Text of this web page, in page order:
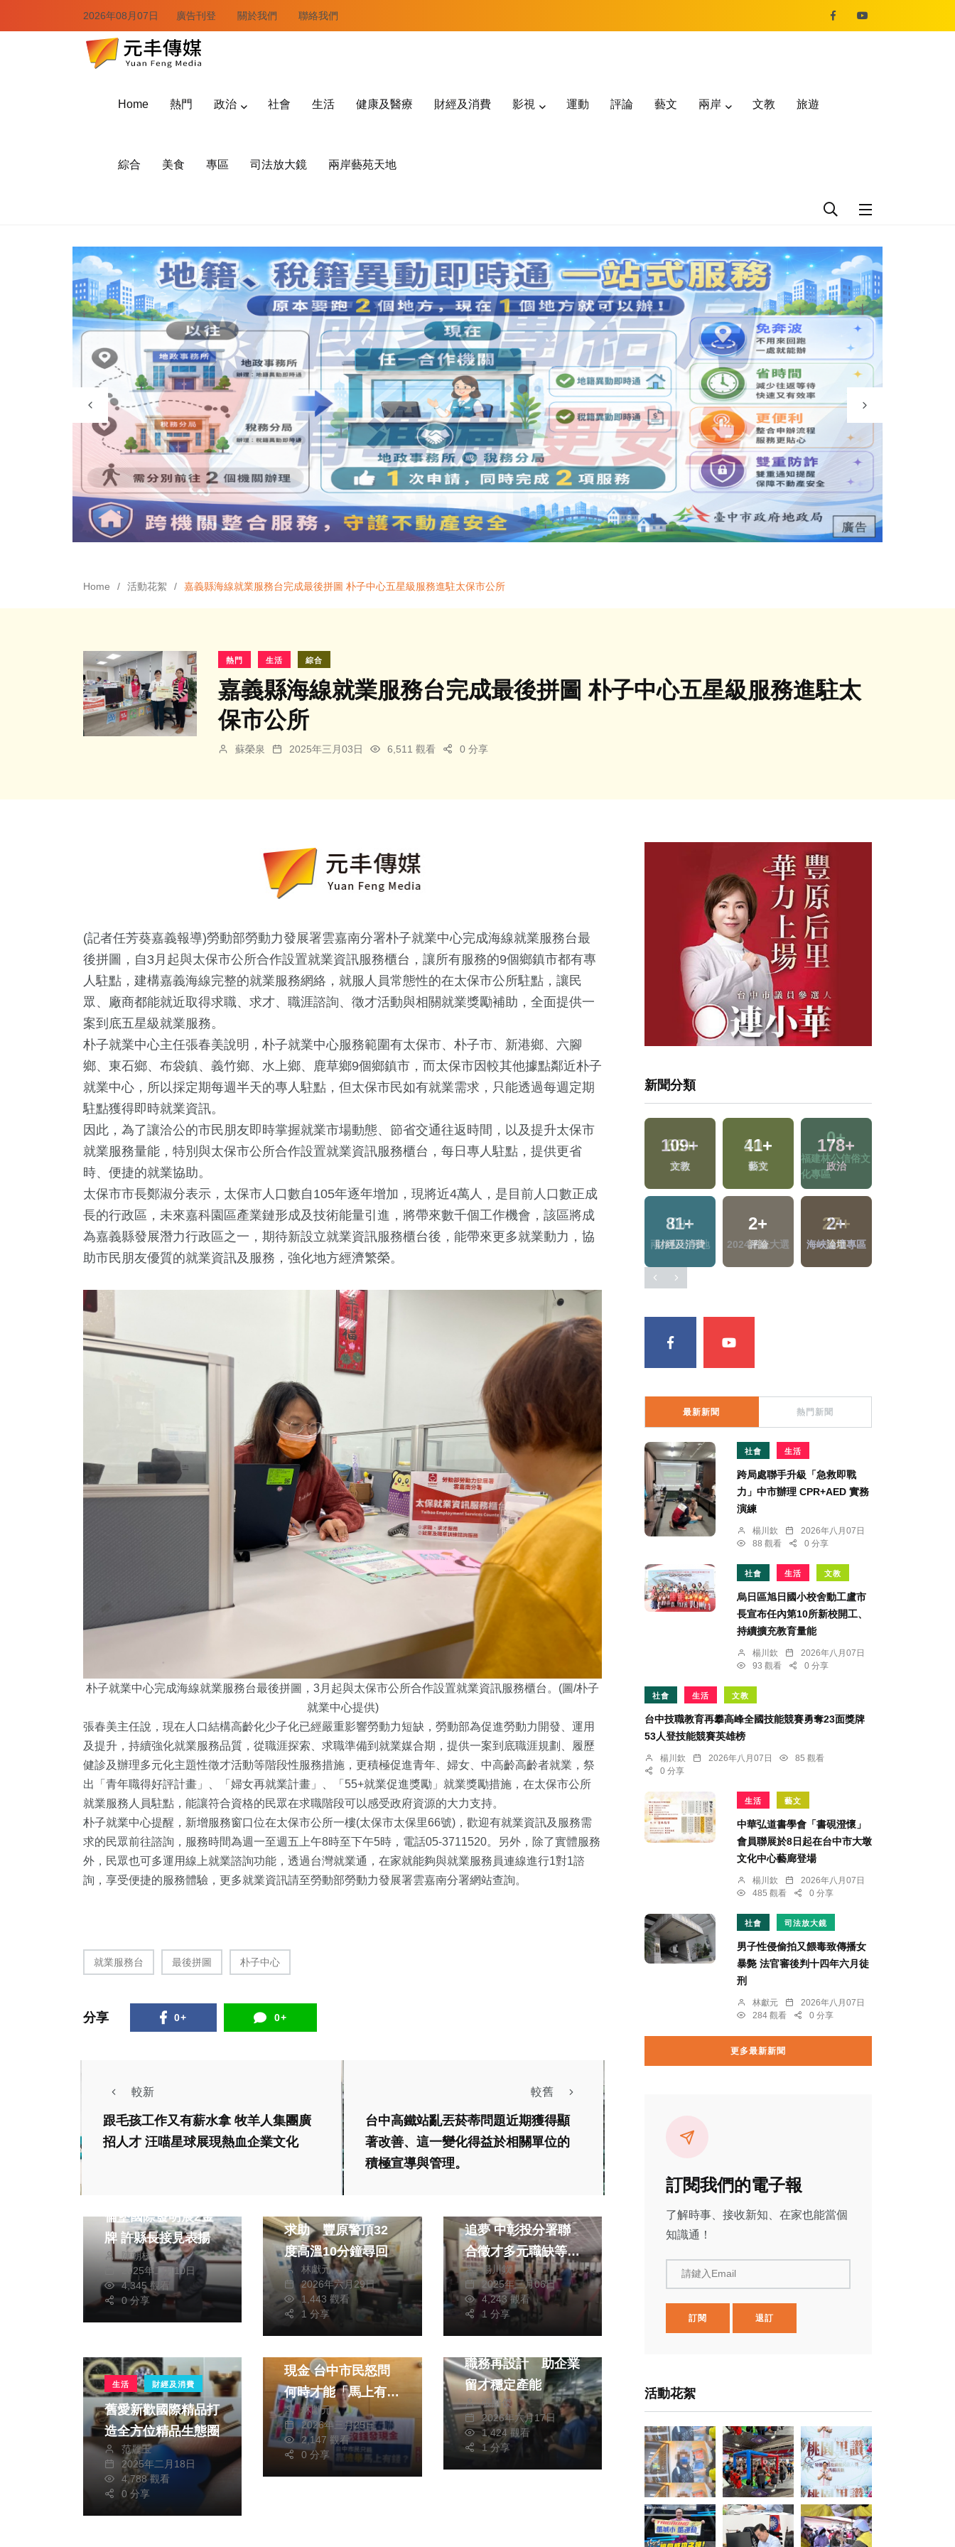
2026年08月07日 廣告刊登 關於我們 聯絡我們
Home 熱門 政治 社會 生活 健康及醫療 財經及消費 影視 運動 評論 藝文 兩岸 文教 旅遊
綜合 美食 專區 司法放大鏡 兩岸藝苑天地
Home 活動花絮 嘉義縣海線就業服務台完成最後拼圖 朴子中心五星級服務進駐太保市公所
熱門 生活 綜合
嘉義縣海線就業服務台完成最後拼圖 朴子中心五星級服務進駐太
保市公所
蘇榮泉 2025年三月03日 6,511 觀看 0 分享
(記者任芳葵嘉義報導)勞動部勞動力發展署雲嘉南分署朴子就業中心完成海線就業服務台最
後拼圖，自3月起與太保市公所合作設置就業資訊服務櫃台，讓所有服務的9個鄉鎮市都有專
人駐點，建構嘉義海線完整的就業服務網絡，就服人員常態性的在太保市公所駐點，讓民
眾、廠商都能就近取得求職、求才、職涯諮詢、徵才活動與相關就業獎勵補助，全面提供一
案到底五星級就業服務。
朴子就業中心主任張春美說明，朴子就業中心服務範圍有太保市、朴子市、新港鄉、六腳
鄉、東石鄉、布袋鎮、義竹鄉、水上鄉、鹿草鄉9個鄉鎮市，而太保市因較其他據點鄰近朴子
就業中心，所以採定期每週半天的專人駐點，但太保市民如有就業需求，只能透過每週定期
駐點獲得即時就業資訊。
因此，為了讓洽公的市民朋友即時掌握就業市場動態、節省交通往返時間，以及提升太保市
就業服務量能，特別與太保市公所合作設置就業資訊服務櫃台，每日專人駐點，提供更省
時、便捷的就業協助。
太保市市長鄭淑分表示，太保市人口數自105年逐年增加，現將近4萬人，是目前人口數正成
長的行政區，未來嘉科園區產業鏈形成及技術能量引進，將帶來數千個工作機會，該區將成
為嘉義縣發展潛力行政區之一，期待新設立就業資訊服務櫃台後，能帶來更多就業動力，協
助市民朋友優質的就業資訊及服務，強化地方經濟繁榮。
朴子就業中心完成海線就業服務台最後拼圖，3月起與太保市公所合作設置就業資訊服務櫃台。(圖/朴子
就業中心提供)
張春美主任說，現在人口結構高齡化少子化已經嚴重影響勞動力短缺，勞動部為促進勞動力開發、運用
及提升，持續強化就業服務品質，從職涯探索、求職準備到就業媒合期，提供一案到底職涯規劃、履歷
健診及辦理多元化主題性徵才活動等階段性服務措施，更積極促進青年、婦女、中高齡高齡者就業，祭
出「青年職得好評計畫」、「婦女再就業計畫」、「55+就業促進獎勵」就業獎勵措施，在太保市公所
就業服務人員駐點，能讓符合資格的民眾在求職階段可以感受政府資源的大力支持。
朴子就業中心提醒，新增服務窗口位在太保市公所一樓(太保市太保里66號)，歡迎有就業資訊及服務需
求的民眾前往諮詢，服務時間為週一至週五上午8時至下午5時，電話05-3711520。另外，除了實體服務
外，民眾也可多運用線上就業諮詢功能，透過台灣就業通，在家就能夠與就業服務員連線進行1對1諮
詢，享受便捷的服務體驗，更多就業資訊請至勞動部勞動力發展署雲嘉南分署網站查詢。
就業服務台 最後拼圖 朴子中心
分享 0+ 0+
較新
跟毛孩工作又有薪水拿 牧羊人集團廣
招人才 汪喵星球展現熱血企業文化
較舊
台中高鐵站亂丟菸蒂問題近期獲得顯
著改善、這一變化得益於相關單位的
積極宣導與管理。
倫堡國際發明展2金
牌 許縣長接見表揚
陳朝枝
2025年二月10日
4,345 觀看
0 分享
生活
求助 豐原警頂32
度高溫10分鐘尋回
林獻元
2026年六月29日
1,443 觀看
1 分享
追夢 中彰投分署聯
合徵才多元職缺等妳
來挑戰！
楊川欽
2025年三月06日
4,243 觀看
1 分享
生活 財經及消費
舊愛新歡國際精品打
造全方位精品生態圈
范麗玉
2025年二月18日
4,788 觀看
0 分享
現金 台中市民怒問
何時才能「馬上有
錢」？
林獻元
2026年三月25日
2,147 觀看
0 分享
社會
職務再設計 助企業
留才穩定產能
張皓傑
2026年六月17日
1,424 觀看
1 分享
新聞分類
+
兩岸佛教文化交
3+
司法放大鏡
+
演唱會
0+
2023金鐘獎
56+ 6+
兩岸道教文化交
66+ 10+
福建林公信俗文
0+
兩岸藝苑天地
2 +
2024總統大選
27
109+
文教
41+
藝文
178+
政治
81+
財經及消費
2+
評論
2+
海峽論壇專區
最新新聞 熱門新聞
社會 生活
跨局處聯手升級「急救即戰
力」中市辦理 CPR+AED 實務
演練
楊川欽
2026年八月07日
88 觀看
0 分享
社會 生活 文教
烏日區旭日國小校舍動工盧市
長宣布任內第10所新校開工、
持續擴充教育量能
楊川欽
2026年八月07日
93 觀看
0 分享
社會 生活 文教
台中技職教育再攀高峰全國技能競賽勇奪23面獎牌
53人登技能競賽英雄榜
楊川欽 2026年八月07日
85 觀看
0 分享
生活 藝文
中華弘道書學會「書硯澄懷」
會員聯展於8日起在台中市大墩
文化中心藝廊登場
楊川欽
2026年八月07日
485 觀看
0 分享
社會 司法放大鏡
男子性侵偷拍又餵毒致傳播女
暴斃 法官審後判十四年六月徒
刑
林獻元
2026年八月07日
284 觀看
0 分享
更多最新新聞
訂閱我們的電子報
了解時事、接收新知、在家也能當個
知識通！
請鍵入Email
訂閱 退訂
活動花絮